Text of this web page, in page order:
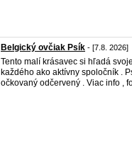
Belgický ovčiak Psík - [7.8. 2026]
Tento malí krásavec si hľadá
každého ako aktívny spoločník .
očkovaný odčervený . Viac info ,